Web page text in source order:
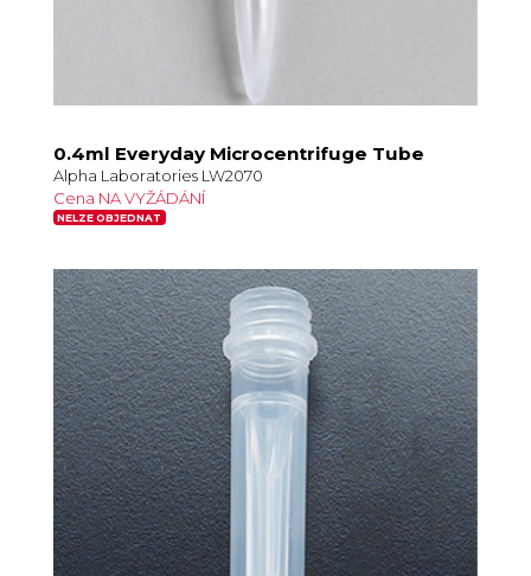
0.4ml Everyday Microcentrifuge Tube
Alpha Laboratories LW2070
Cena NA VYŽÁDÁNÍ
NELZE OBJEDNAT